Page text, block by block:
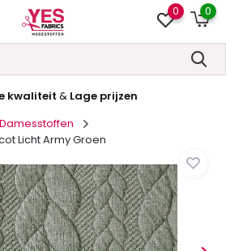
0 0
kwaliteit&Lage prijzen
Damesstoffen
Licht Army Groen